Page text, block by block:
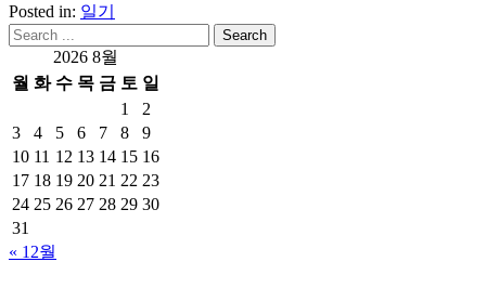
Posted in: 일기
2026 8월
월 화 수 목 금 토 일
1
2
3
4 5 6 7 8
9
10 11 12 13 14 15 16
17 18 19 20 21 22 23
24 25 26 27 28 29 30
31
« 12월